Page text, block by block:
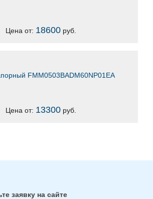
Цена от: 18600руб.
FMM0503BADM60NP01EA
Цена от: 13300руб.
заявку на сайте